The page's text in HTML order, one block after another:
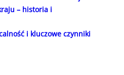
– historia i
i kluczowe czynniki